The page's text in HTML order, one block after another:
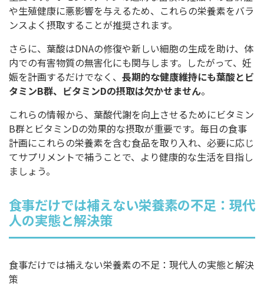
や生殖健康に悪影響を与えるため、これらの栄養素をバラ
ンスよく摂取することが推奨されます。
さらに、葉酸はDNAの修復や新しい細胞の生成を助け、体
内での有害物質の無害化にも関与します。したがって、妊
娠を計画するだけでなく、 長期的な健康維持にも葉酸とビ
タミンB群、ビタミンDの摂取は欠かせません。
これらの情報から、葉酸代謝を向上させるためにビタミン
B群とビタミンDの効果的な摂取が重要です。毎日の食事
計画にこれらの栄養素を含む食品を取り入れ、必要に応じ
てサプリメントで補うことで、より健康的な生活を目指し
ましょう。
食事だけでは補えない栄養素の不足：現代
人の実態と解決策
食事だけでは補えない栄養素の不足：現代人の実態と解決
策